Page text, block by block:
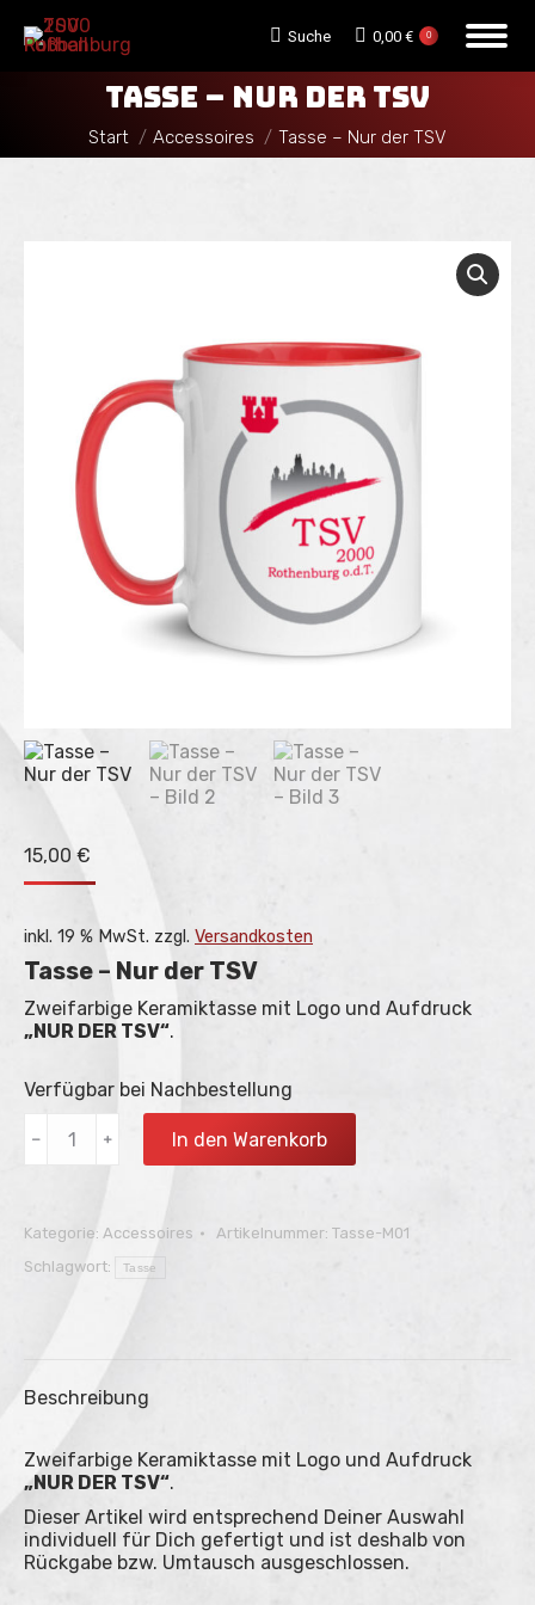
Search:
Suche 0,00 € 0
TASSE – NUR DER TSV
Sie befinden sich hier:
Start Accessoires Tasse – Nur der TSV
15,00 €
inkl. 19 % MwSt. zzgl. Versandkosten
Tasse – Nur der TSV
Zweifarbige Keramiktasse mit Logo und Aufdruck
„NUR DER TSV“.
Verfügbar bei Nachbestellung
–
Menge
﹣ ﹢ In den Warenkorb
Kategorie: Accessoires Artikelnummer: Tasse-M01
Schlagwort:
Tasse
Beschreibung
Zweifarbige Keramiktasse mit Logo und Aufdruck
„NUR DER TSV“.
Dieser Artikel wird entsprechend Deiner Auswahl
individuell für Dich gefertigt und ist deshalb von
Rückgabe bzw. Umtausch ausgeschlossen.